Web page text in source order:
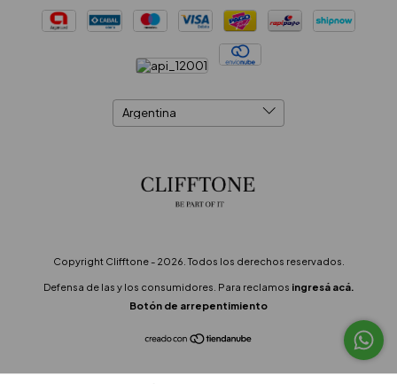
Copyright Clifftone - 2026. Todos los derechos reservados.
Defensa de las y los consumidores. Para reclamos ingresá acá.
Botón de arrepentimiento